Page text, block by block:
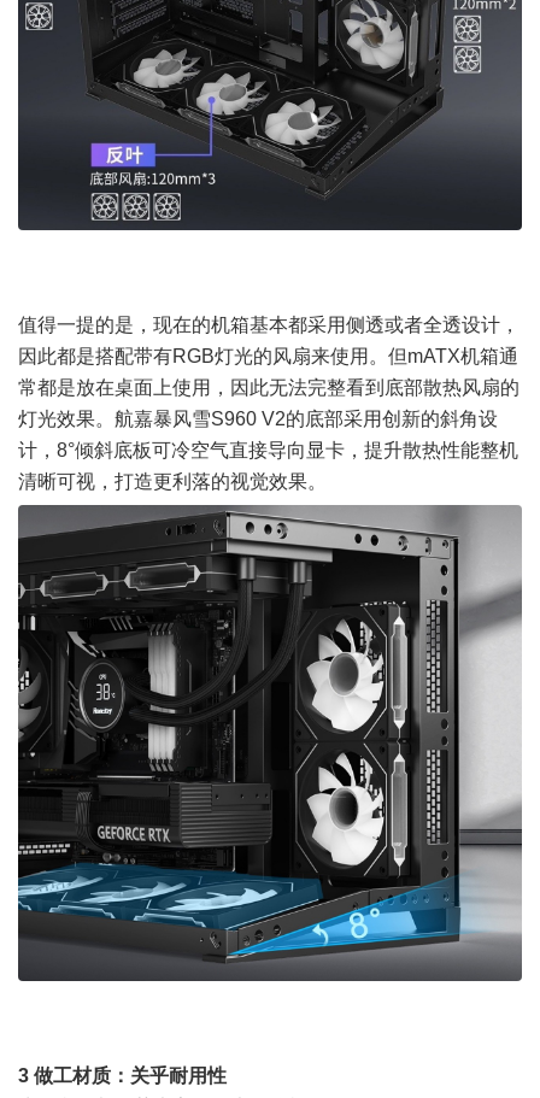
值得一提的是，现在的机箱基本都采用侧透或者全透设计，
因此都是搭配带有RGB灯光的风扇来使用。但mATX机箱通
常都是放在桌面上使用，因此无法完整看到底部散热风扇的
灯光效果。航嘉暴风雪S960 V2的底部采用创新的斜角设
计，8°倾斜底板可冷空气直接导向显卡，提升散热性能整机
清晰可视，打造更利落的视觉效果。
3 做工材质：关乎耐用性